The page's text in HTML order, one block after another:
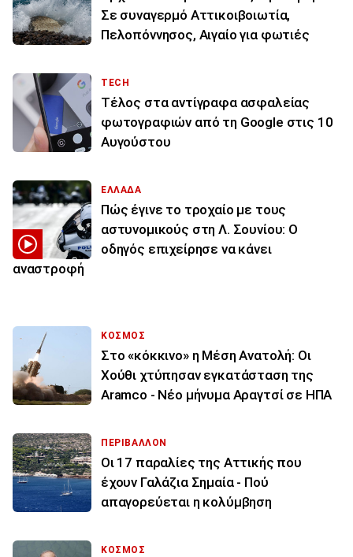
Σε συναγερμό Αττικοιβοιωτία,
Πελοπόννησος, Αιγαίο για φωτιές
TECH
Τέλος στα αντίγραφα ασφαλείας
φωτογραφιών από τη Google στις 10
Αυγούστου
ΕΛΛΑΔΑ
Πώς έγινε το τροχαίο με τους
αστυνομικούς στη Λ. Σουνίου: Ο
οδηγός επιχείρησε να κάνει
αναστροφή
ΚΟΣΜΟΣ
Στο «κόκκινο» η Μέση Ανατολή: Οι
Χούθι χτύπησαν εγκατάσταση της
Aramco - Νέο μήνυμα Αραγτσί σε ΗΠΑ
ΠΕΡΙΒΑΛΛΟΝ
Οι 17 παραλίες της Αττικής που
έχουν Γαλάζια Σημαία - Πού
απαγορεύεται η κολύμβηση
ΚΟΣΜΟΣ